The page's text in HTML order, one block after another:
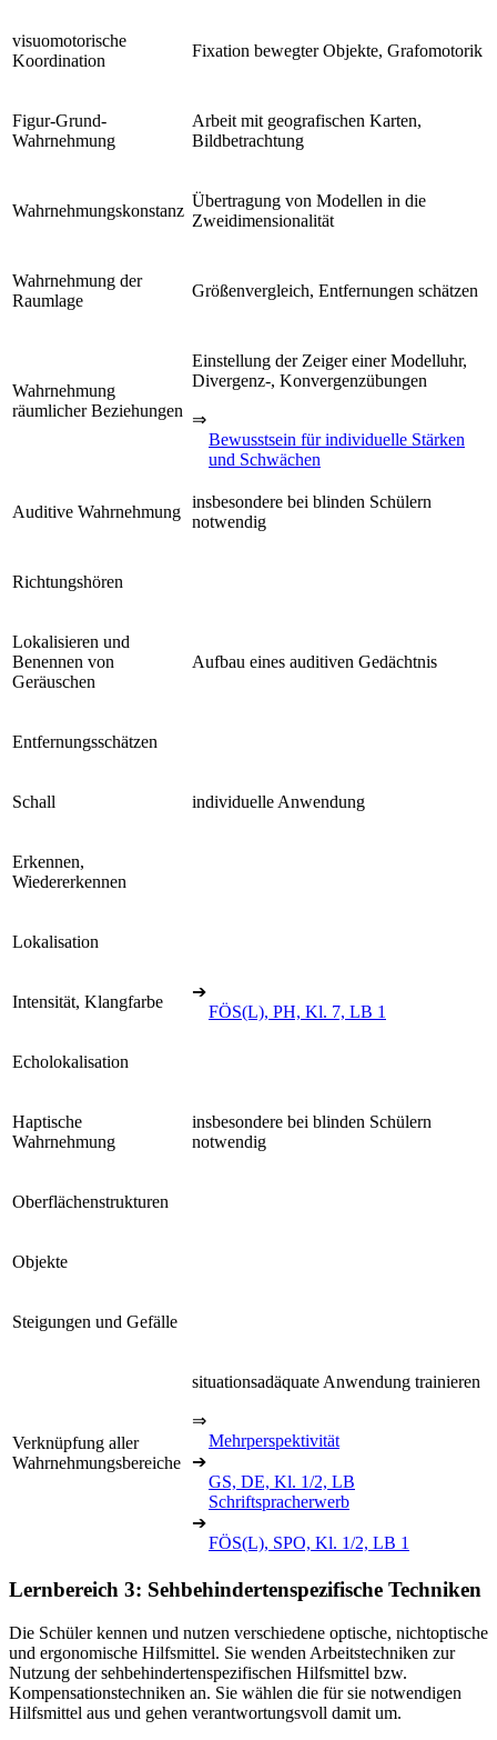
visuomotorische
Koordination
Fixation bewegter Objekte, Grafomotorik
Figur-Grund-
Wahrnehmung
Arbeit mit geografischen Karten,
Bildbetrachtung
Wahrnehmungskonstanz
Übertragung von Modellen in die
Zweidimensionalität
Wahrnehmung der
Raumlage
Größenvergleich, Entfernungen schätzen
Wahrnehmung
räumlicher Beziehungen
Einstellung der Zeiger einer Modelluhr,
Divergenz-, Konvergenzübungen
⇒
Bewusstsein für individuelle Stärken
und Schwächen
Auditive Wahrnehmung
insbesondere bei blinden Schülern
notwendig
Richtungshören
Lokalisieren und
Benennen von
Geräuschen
Aufbau eines auditiven Gedächtnis
Entfernungsschätzen
Schall individuelle Anwendung
Erkennen,
Wiedererkennen
Lokalisation
Intensität, Klangfarbe
➔
FÖS(L), PH, Kl. 7, LB 1
Echolokalisation
Haptische
Wahrnehmung
insbesondere bei blinden Schülern
notwendig
Oberflächenstrukturen
Objekte
Steigungen und Gefälle
Verknüpfung aller
Wahrnehmungsbereiche
situationsadäquate Anwendung trainieren
⇒
Mehrperspektivität
➔
GS, DE, Kl. 1/2, LB
Schriftspracherwerb
➔
FÖS(L), SPO, Kl. 1/2, LB 1
Lernbereich 3: Sehbehindertenspezifische Techniken
Die Schüler kennen und nutzen verschiedene optische, nichtoptische
und ergonomische Hilfsmittel. Sie wenden Arbeitstechniken zur
Nutzung der sehbehindertenspezifischen Hilfsmittel bzw.
Kompensationstechniken an. Sie wählen die für sie notwendigen
Hilfsmittel aus und gehen verantwortungsvoll damit um.